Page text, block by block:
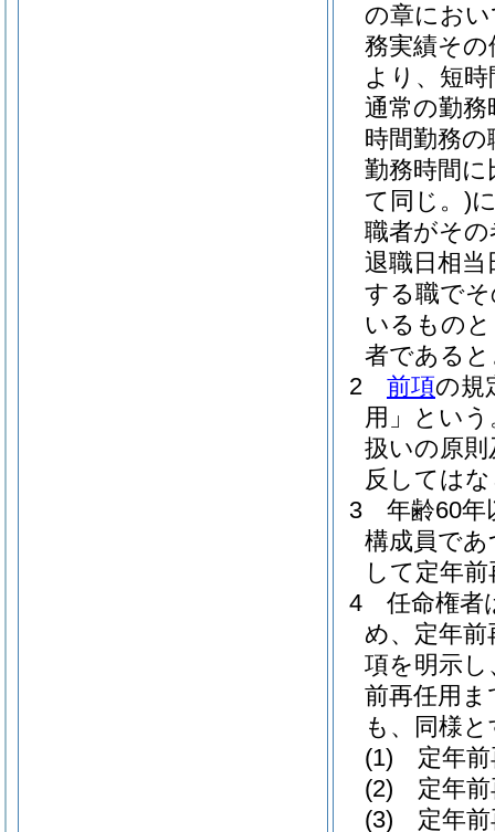
の章にお
務実績そ
より、短
通常の勤
時間勤務
勤務時間
て同じ。)
職者がそ
退職日相当
する職で
いるもの
者である
2
前項の規
用」という
扱いの原
反しては
3
年齢60年
構成員で
して定年
4
任命権者
め、定年
項を明示
前再任用
も、同様
(1)
定年
(2)
定年
(3)
定年